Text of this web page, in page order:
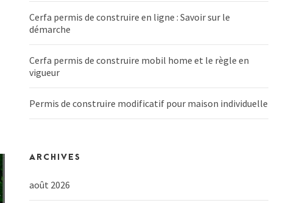
Cerfa permis de construire en ligne : Savoir sur le
démarche
Cerfa permis de construire mobil home et le règle en
vigueur
Permis de construire modificatif pour maison individuelle
ARCHIVES
août 2026